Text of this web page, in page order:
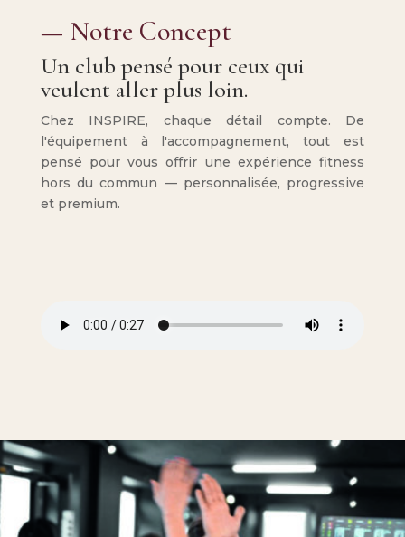
— Notre Concept
Un club pensé pour ceux qui
veulent aller plus loin.
Chez INSPIRE, chaque détail compte. De
l'équipement à l'accompagnement, tout est
pensé pour vous offrir une expérience fitness
hors du commun — personnalisée, progressive
et premium.